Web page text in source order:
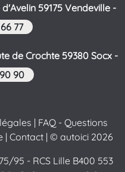
59175 Vendeville -
77
de Crochte 59380 Socx -
90
| FAQ - Questions
| Contact| © autoici 2026
95 - RCS Lille B400 553